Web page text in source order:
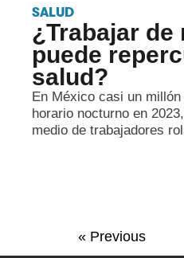
SALUD
¿Trabajar de
puede
salud?
En México casi un
horario nocturno en
medio de trabajadores
« Previous